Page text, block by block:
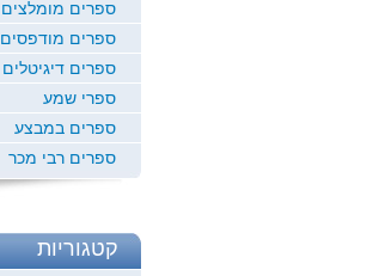
ספרים מומלצים
ספרים מודפסים
ספרים דיגיטלים
ספרי שמע
ספרים במבצע
ספרים רבי מכר
קטגוריות